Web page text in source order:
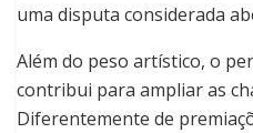
uma disputa considerada
Além do peso artístico, o
contribui para ampliar as
Diferentemente de